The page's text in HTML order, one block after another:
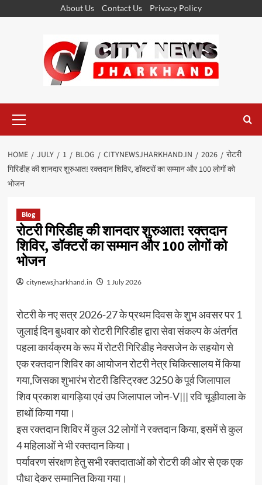
About Us Contact Us Privacy Policy
Menu
HOME JULY 1 BLOG CITYNEWSJHARKHAND.IN 2026
रोटरी
गिरिडीह की शानदार शुरुआत! रक्तदान शिविर, डॉक्टरों का सम्मान और 100 लोगों को
भोजन
Blog
रोटरी गिरिडीह की शानदार शुरुआत! रक्तदान
शिविर, डॉक्टरों का सम्मान और 100 लोगों को
भोजन
citynewsjharkhand.in 1 July 2026
रोटरी के नए सत्र 2026-27 के प्रथम दिवस के शुभ अवसर पर 1
जुलाई दिन बुधवार को रोटरी गिरिडीह द्वारा सेवा संकल्प के अंतर्गत
पहला कार्यक्रम के रूप में रोटरी गिरिडीह नेक्सजेन के सहयोग से
एक रक्तदान शिविर का आयोजन रोटरी नेत्र चिकित्सालय में किया
गया,जिसका शुभारंभ रोटरी डिस्ट्रिक्ट 3250 के पूर्व जिलापाल
शिव प्रकाश बागड़िया एवं उप जिलापाल जोन-V||| रवि चूड़ीवाला के
हाथों किया गया।
इस रक्तदान शिविर में कुल 32 लोगों ने रक्तदान किया, इसमें से कुल
4 महिलाओं ने भी रक्तदान किया।
पर्यावरण संरक्षण हेतु सभी रक्तदाताओं को रोटरी की ओर से एक एक
पौधा देकर सम्मानित किया गया।